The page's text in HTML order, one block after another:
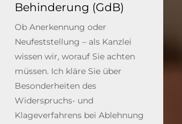
Behinderung (GdB)
Ob Anerkennung oder
Neufeststellung – als Kanzlei
wissen wir, worauf Sie achten
müssen. Ich kläre Sie über
Besonderheiten des
Widerspruchs- und
Klageverfahrens bei Ablehnung